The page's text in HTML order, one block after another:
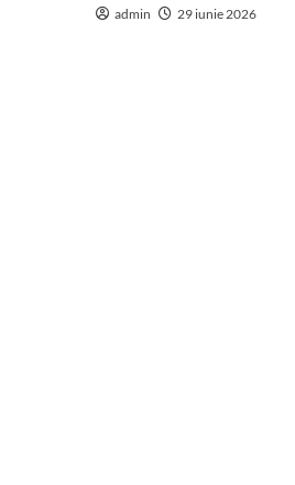
admin 29 iunie 2026